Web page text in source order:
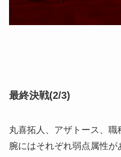
最終決戦(2/3)
丸喜拓人、アザトース、職
腕にはそれぞれ弱点属性